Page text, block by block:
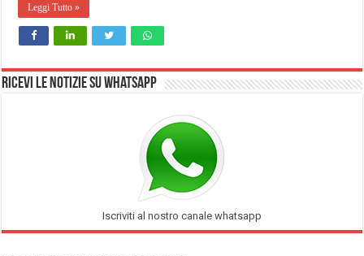
Leggi Tutto »
Ricevi le notizie su Whatsapp
Iscriviti al nostro canale whatsapp